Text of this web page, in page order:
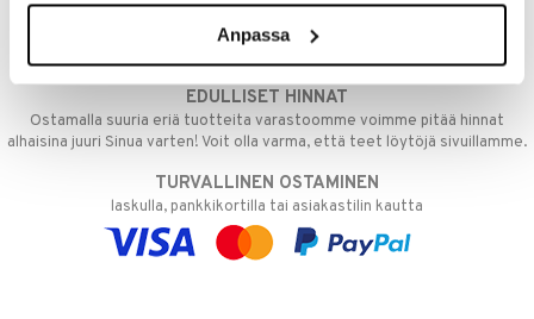
Anpassa
NOPEAT TOIMITUKSET
Ennen kello 13.00 tehdyt tilaukset lähetetään normaalisti samana
EDULLISET HINNAT
Ostamalla suuria eriä tuotteita varastoomme voimme pitää hinnat
alhaisina juuri Sinua varten! Voit olla varma, että teet löytöjä sivuillamme.
TURVALLINEN OSTAMINEN
laskulla, pankkikortilla tai asiakastilin kautta